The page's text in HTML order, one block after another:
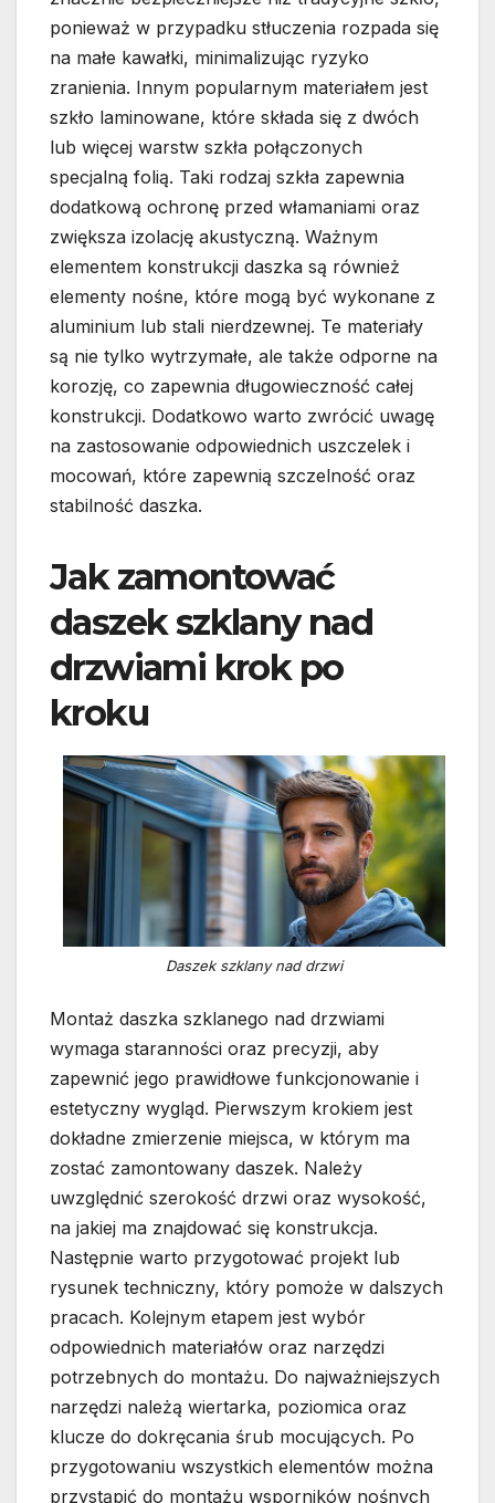
ponieważ w przypadku stłuczenia rozpada się
na małe kawałki, minimalizując ryzyko
zranienia. Innym popularnym materiałem jest
szkło laminowane, które składa się z dwóch
lub więcej warstw szkła połączonych
specjalną folią. Taki rodzaj szkła zapewnia
dodatkową ochronę przed włamaniami oraz
zwiększa izolację akustyczną. Ważnym
elementem konstrukcji daszka są również
elementy nośne, które mogą być wykonane z
aluminium lub stali nierdzewnej. Te materiały
są nie tylko wytrzymałe, ale także odporne na
korozję, co zapewnia długowieczność całej
konstrukcji. Dodatkowo warto zwrócić uwagę
na zastosowanie odpowiednich uszczelek i
mocowań, które zapewnią szczelność oraz
stabilność daszka.
Jak zamontować
daszek szklany nad
drzwiami krok po
kroku
Daszek szklany nad drzwi
Montaż daszka szklanego nad drzwiami
wymaga staranności oraz precyzji, aby
zapewnić jego prawidłowe funkcjonowanie i
estetyczny wygląd. Pierwszym krokiem jest
dokładne zmierzenie miejsca, w którym ma
zostać zamontowany daszek. Należy
uwzględnić szerokość drzwi oraz wysokość,
na jakiej ma znajdować się konstrukcja.
Następnie warto przygotować projekt lub
rysunek techniczny, który pomoże w dalszych
pracach. Kolejnym etapem jest wybór
odpowiednich materiałów oraz narzędzi
potrzebnych do montażu. Do najważniejszych
narzędzi należą wiertarka, poziomica oraz
klucze do dokręcania śrub mocujących. Po
przygotowaniu wszystkich elementów można
przystąpić do montażu wsporników nośnych